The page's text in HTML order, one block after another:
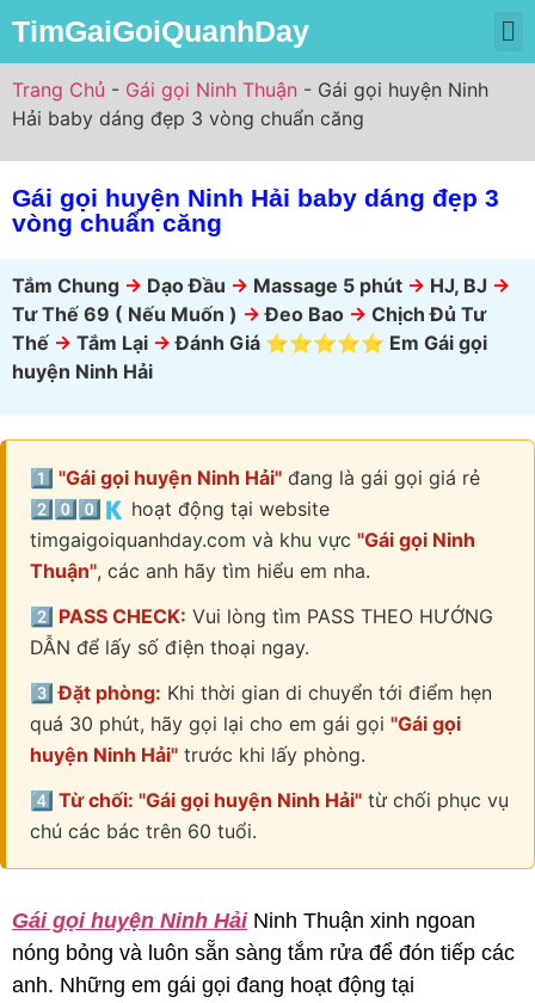
TimGaiGoiQuanhDay
Trang Chủ - Gái gọi Ninh Thuận - Gái gọi huyện Ninh
Hải baby dáng đẹp 3 vòng chuẩn căng
Gái gọi huyện Ninh Hải baby dáng đẹp 3
vòng chuẩn căng
Tắm Chung -> Dạo Đầu -> Massage 5 phút -> HJ, BJ ->
Tư Thế 69 ( Nếu Muốn ) -> Đeo Bao -> Chịch Đủ Tư
Thế -> Tắm Lại -> Đánh Giá ⭐⭐⭐⭐⭐ Em Gái gọi
huyện Ninh Hải
1️⃣ "Gái gọi huyện Ninh Hải" đang là gái gọi giá rẻ
2️⃣0️⃣0️⃣🇰 hoạt động tại website
timgaigoiquanhday.com và khu vực "Gái gọi Ninh
Thuận", các anh hãy tìm hiểu em nha.
2️⃣ PASS CHECK: Vui lòng tìm PASS THEO HƯỚNG
DẪN để lấy số điện thoại ngay.
3️⃣ Đặt phòng: Khi thời gian di chuyển tới điểm hẹn
quá 30 phút, hãy gọi lại cho em gái gọi "Gái gọi
huyện Ninh Hải" trước khi lấy phòng.
4️⃣ Từ chối: "Gái gọi huyện Ninh Hải" từ chối phục vụ
chú các bác trên 60 tuổi.
Gái gọi huyện Ninh HảiNinh Thuận xinh ngoan
nóng bỏng và luôn sẵn sàng tắm rửa để đón tiếp các
anh. Những em gái gọi đang hoạt động tại